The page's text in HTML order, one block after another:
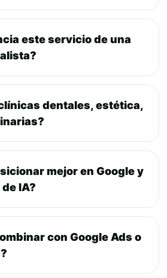
este servicio de una
dentales, estética,
mejor en Google y
IA?
con Google Ads o